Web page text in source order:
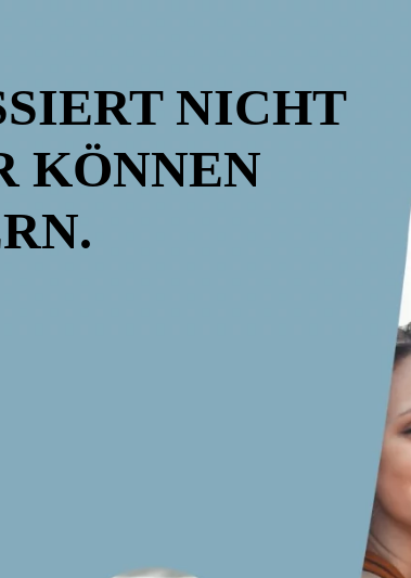
NICHT
KÖNNEN